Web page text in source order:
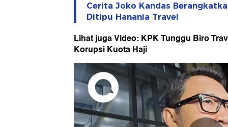
Cerita Joko Kandas
Ditipu Hanania Travel
Lihat juga Video: KPK Tunggu Biro
Korupsi Kuota Haji